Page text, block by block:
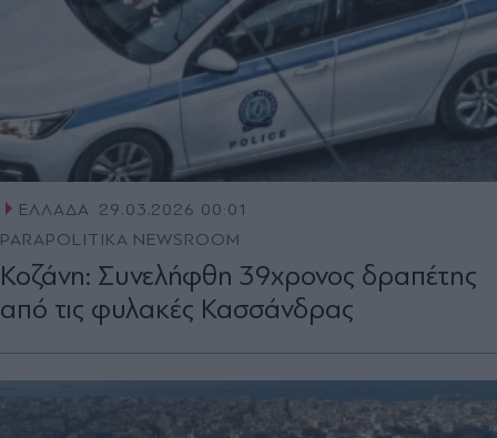
ΕΛΛΑΔΑ 29.03.2026 00:01
PARAPOLITIKA NEWSROOM
Κοζάνη: Συνελήφθη 39χρονος δραπέτης
από τις φυλακές Κασσάνδρας